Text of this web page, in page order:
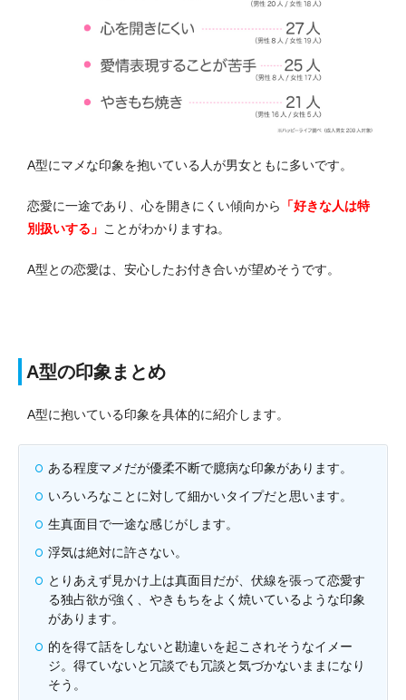
A型にマメな印象を抱いている人が男女ともに多いです。
恋愛に一途であり、心を開きにくい傾向から
「好きな人は特
別扱いする」 ことがわかりますね。
A型との恋愛は、安心したお付き合いが望めそうです。
A型の印象まとめ
A型に抱いている印象を具体的に紹介します。
ある程度マメだが優柔不断で臆病な印象があります。
いろいろなことに対して細かいタイプだと思います。
生真面目で一途な感じがします。
浮気は絶対に許さない。
とりあえず見かけ上は真面目だが、伏線を張って恋愛す
る独占欲が強く、やきもちをよく焼いているような印象
があります。
的を得て話をしないと勘違いを起こされそうなイメー
ジ。得ていないと冗談でも冗談と気づかないままになり
そう。